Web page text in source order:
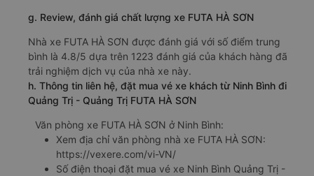
g. Review, đánh giá chất lượng xe FUTA HÀ SƠN
Nhà xe FUTA HÀ SƠN được đánh giá với số điểm trung
bình là 4.8/5 dựa trên 1223 đánh giá của khách hàng đã
trải nghiệm dịch vụ của nhà xe này.
h. Thông tin liên hệ, đặt mua vé xe khách từ Ninh Bình đi
Quảng Trị - Quảng Trị FUTA HÀ SƠN
Văn phòng xe FUTA HÀ SƠN ở Ninh Bình:
Xem địa chỉ văn phòng nhà xe FUTA HÀ SƠN:
https://vexere.com/vi-VN/
Số điện thoại đặt mua vé xe Ninh Bình Quảng Trị -